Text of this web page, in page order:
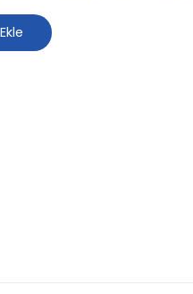
BİLGEM UEKAE Ağ
pozisyonlarda birçok